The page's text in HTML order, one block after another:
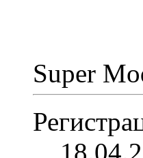
Super